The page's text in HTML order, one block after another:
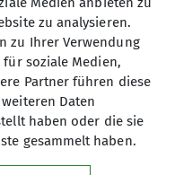
zu analysieren.
zu Ihrer Verwendung
soziale Medien,
Partner führen diese
Daten
haben oder die sie
gesammelt haben.